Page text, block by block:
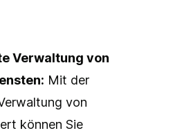
Verwaltung von
Mit der
von
können Sie